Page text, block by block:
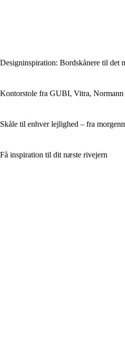
Designinspiration: Bordskånere til det
Kontorstole fra GUBI, Vitra, Normann
Skåle til enhver lejlighed – fra
Få inspiration til dit næste rivejern